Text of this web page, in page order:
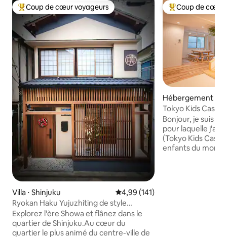
Coups de cœur voyageurs les plus appréciés
Coup de cœur voyageurs
Villa ⋅ Shinjuku Évaluation moyenne sur la
4,99 (141)
Ryokan Haku Yujuzhiting de style
japonais / Climatisation dans tout le
logement / Chauffage au sol dans tout le
logement / Quartier animé de Shinjuku /
Explorez l'ère Showa et flânez dans le
quartier de Shinjuku.Au cœur du
quartier le plus animé du centre-ville de
Coups de cœur
Coup de cœur
Hébergement ⋅
Tokyo Kids Castle
Shinjuku | 1
Bonjour, je suis le
pour laquelle j'ai
(Tokyo Kids Castle) est 1.
enfants du